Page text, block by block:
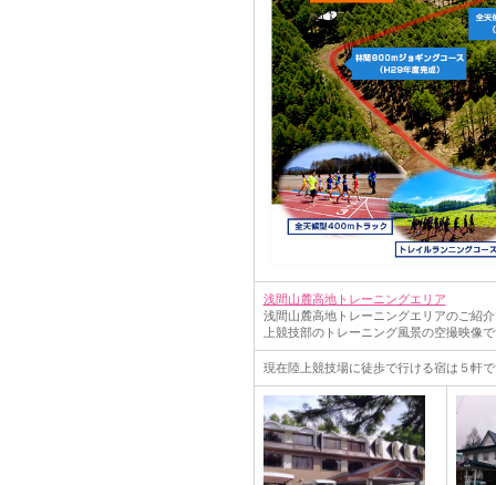
浅間山麓高地トレーニングエリア
浅間山麓高地トレーニングエリアのご紹
上競技部のトレーニング風景­の空撮映像
現在陸上競技場に徒歩で行ける宿は５軒